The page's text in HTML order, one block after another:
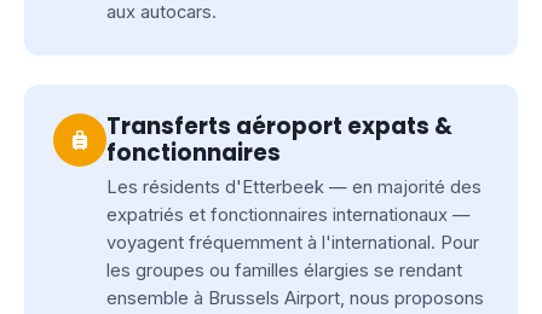
aux autocars.
Transferts aéroport expats &
fonctionnaires
Les résidents d'Etterbeek — en majorité des
expatriés et fonctionnaires internationaux —
voyagent fréquemment à l'international. Pour
les groupes ou familles élargies se rendant
ensemble à Brussels Airport, nous proposons